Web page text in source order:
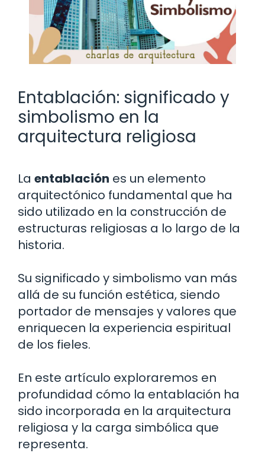
Entablación: significado y
simbolismo en la
arquitectura religiosa
La entablación es un elemento
arquitectónico fundamental que ha
sido utilizado en la construcción de
estructuras religiosas a lo largo de la
historia.
Su significado y simbolismo van más
allá de su función estética, siendo
portador de mensajes y valores que
enriquecen la experiencia espiritual
de los fieles.
En este artículo exploraremos en
profundidad cómo la entablación ha
sido incorporada en la arquitectura
religiosa y la carga simbólica que
representa.